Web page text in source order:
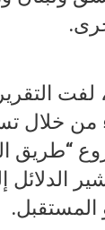
لفت
من خلال
“طريق
الدلائل
المستقبل.